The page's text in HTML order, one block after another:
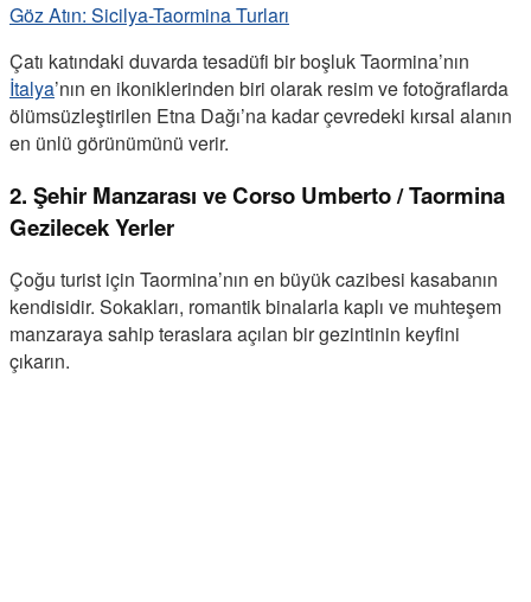
Göz Atın: Sicilya-Taormina Turları
Çatı katındaki duvarda tesadüfi bir boşluk Taormina’nın
İtalya’nın en ikoniklerinden biri olarak resim ve fotoğraflarda
ölümsüzleştirilen Etna Dağı’na kadar çevredeki kırsal alanın
en ünlü görünümünü verir.
2. Şehir Manzarası ve Corso Umberto / Taormina
Gezilecek Yerler
Çoğu turist için Taormina’nın en büyük cazibesi kasabanın
kendisidir. Sokakları, romantik binalarla kaplı ve muhteşem
manzaraya sahip teraslara açılan bir gezintinin keyfini
çıkarın.